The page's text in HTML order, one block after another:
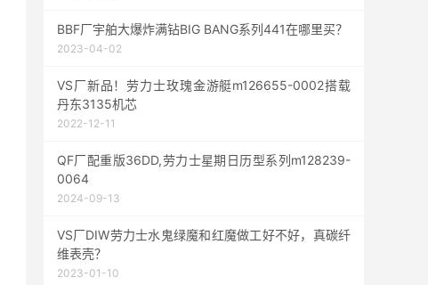
BBF厂宇舶大爆炸满钻BIG BANG系列441在哪里买？
2023-04-02
VS厂新品！劳力士玫瑰金游艇m126655-0002搭载
丹东3135机芯
2022-12-11
QF厂配重版36DD,劳力士星期日历型系列m128239-
0064
2024-09-13
VS厂DIW劳力士水鬼绿魔和红魔做工好不好，真碳纤
维表壳？
2023-01-10